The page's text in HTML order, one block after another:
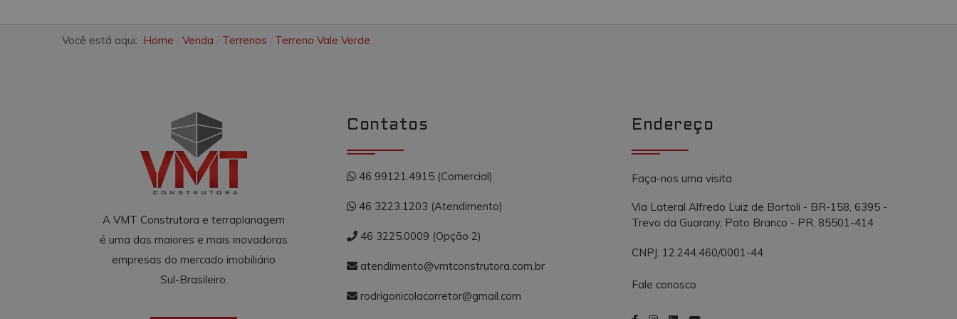
Você está aqui: Home Venda Terrenos Terreno Vale Verde
A VMT Construtora e terraplanagem
é uma das maiores e mais inovadoras
empresas do mercado imobiliário
Sul-Brasileiro.
Contatos
46 99121.4915 (Comercial)
46 3223.1203 (Atendimento)
46 3225.0009 (Opção 2)
atendimento@vmtconstrutora.com.br
rodrigonicolacorretor@gmail.com
Endereço
Faça-nos uma visita
Via Lateral Alfredo Luiz de Bortoli - BR-158, 6395 -
Trevo da Guarany, Pato Branco - PR, 85501-414
CNPJ: 12.244.460/0001-44
Fale conosco